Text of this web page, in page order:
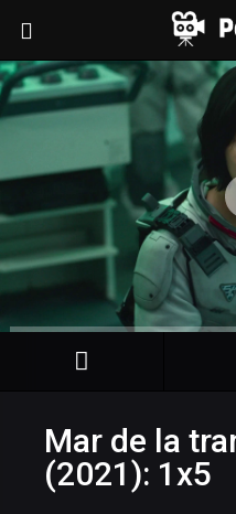
Mar de la
(2021): 1x5